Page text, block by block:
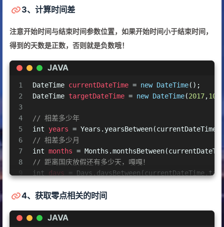
3、计算时间差
注意开始时间与结束时间参数位置，如果开始时间小于结束时间，
得到的天数是正数，否则就是负数哦！
JAVA
1
2
3
4
5
6
7
8
9
11
13
DateTime currentDateTime = new DateTime();
DateTime targetDateTime = new DateTime(2017,10
// 相差多少年
int
years =
// 相差多少月
int months =
// 距离国庆放假还有多少天，嘎嘎！
int
days =
int hours =
int
minutes
4、获取零点相关的时间
JAVA